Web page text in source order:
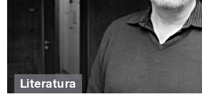
Literatura